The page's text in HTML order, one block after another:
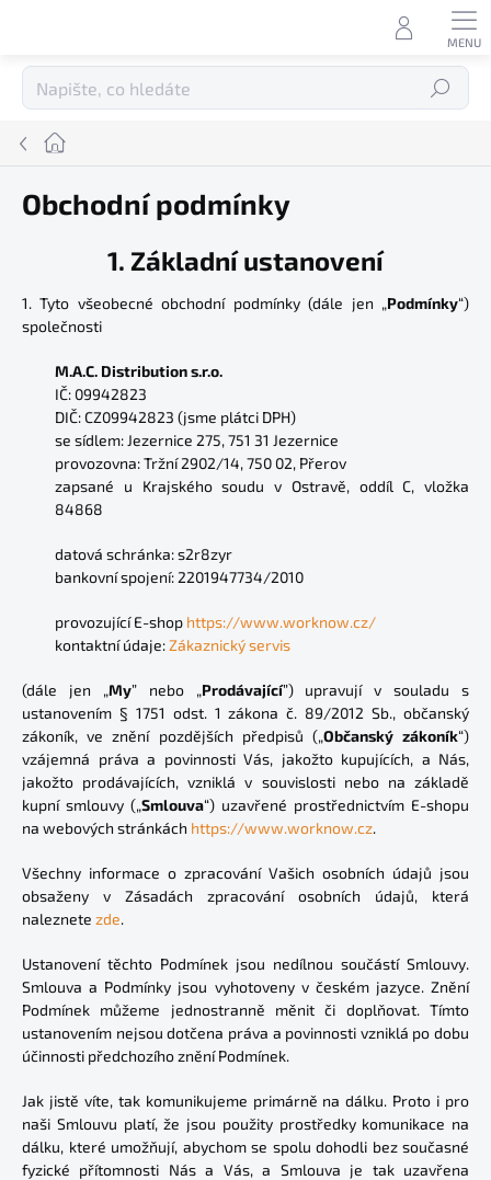
Hledat
Domů
Obchodní podmínky
1. Základní ustanovení
1. Tyto všeobecné obchodní podmínky (dále jen „Podmínky“)
společnosti
M.A.C. Distribution s.r.o.
IČ: 09942823
DIČ: CZ09942823 (jsme plátci DPH)
se sídlem: Jezernice 275, 751 31 Jezernice
provozovna: Tržní 2902/14, 750 02, Přerov
zapsané u Krajského soudu v Ostravě, oddíl C, vložka
84868
datová schránka:s2r8zyr
bankovní spojení: 2201947734/2010
provozující E-shop https://www.worknow.cz/
kontaktní údaje:Zákaznický servis
(dále jen „My” nebo „Prodávající”) upravují v souladu s
ustanovením § 1751 odst. 1 zákona č. 89/2012 Sb., občanský
zákoník, ve znění pozdějších předpisů („Občanský zákoník“)
vzájemná práva a povinnosti Vás, jakožto kupujících, a Nás,
jakožto prodávajících, vzniklá v souvislosti nebo na základě
kupní smlouvy („Smlouva“) uzavřené prostřednictvím E-shopu
na webových stránkách https://www.worknow.cz.
Všechny informace o zpracování Vašich osobních údajů jsou
obsaženy v Zásadách zpracování osobních údajů, která
naleznete zde.
Ustanovení těchto Podmínek jsou nedílnou součástí Smlouvy.
Smlouva a Podmínky jsou vyhotoveny v českém jazyce. Znění
Podmínek můžeme jednostranně měnit či doplňovat. Tímto
ustanovením nejsou dotčena práva a povinnosti vzniklá po dobu
účinnosti předchozího znění Podmínek.
Jak jistě víte, tak komunikujeme primárně na dálku. Proto i pro
naši Smlouvu platí, že jsou použity prostředky komunikace na
dálku, které umožňují, abychom se spolu dohodli bez současné
fyzické přítomnosti Nás a Vás, a Smlouva je tak uzavřena